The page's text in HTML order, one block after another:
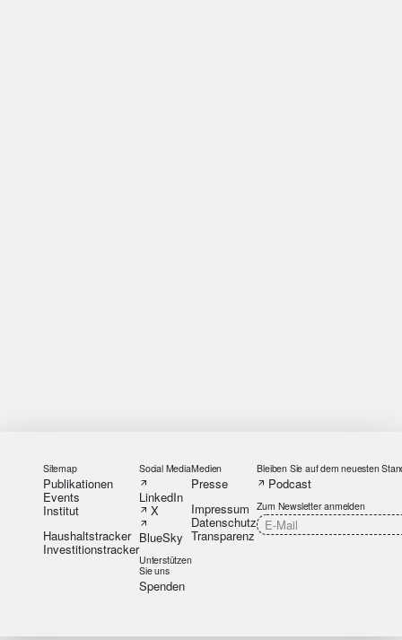
Sitemap
Publikationen
Events
Institut
Haushaltstracker
Investitionstracker
Social Media
LinkedIn
X
BlueSky
Unterstützen
Sie uns
Spenden
Medien
Presse
Impressum
Datenschutz
Transparenz
Bleiben Sie auf dem neuesten
Podcast
Zum Newsletter anmelden